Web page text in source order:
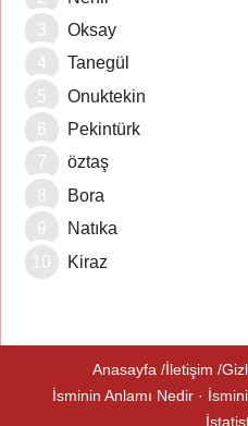
Oksay
Tanegül
Onuktekin
Pekintürk
öztaş
Bora
Natıka
Kiraz
Anasayfa İletişim
İsminin Anlamı Nedir ·